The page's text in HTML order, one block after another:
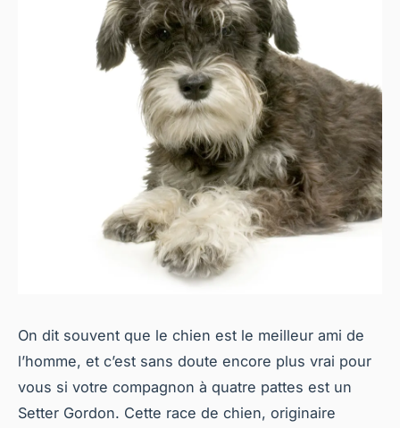
On dit souvent que le chien est le meilleur ami de
l’homme, et c’est sans doute encore plus vrai pour
vous si votre compagnon à quatre pattes est un
Setter Gordon. Cette race de chien, originaire